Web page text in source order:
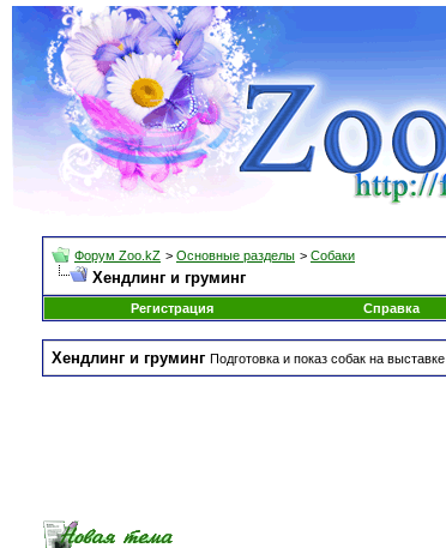
Форум Zoo.kZ > Основные разделы > Собаки
Хендлинг и груминг
Регистрация
Справка
Хендлинг и груминг Подготовка и показ собак на выставке